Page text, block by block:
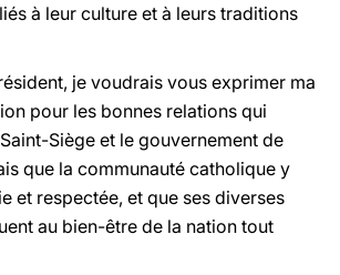
à leur culture et à leurs traditions
je voudrais vous exprimer ma
pour les bonnes relations qui
Siège et le gouvernement de
que la communauté catholique y
et respectée, et que ses diverses
au bien-être de la nation tout